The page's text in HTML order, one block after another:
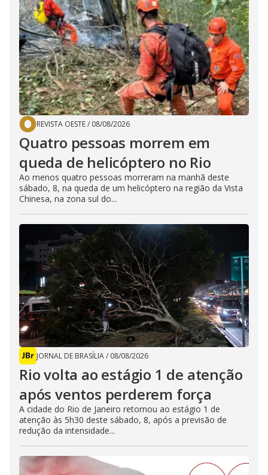
REVISTA OESTE/ 08/08/2026
Quatro pessoas morrem em
queda de helicóptero no Rio
Ao menos quatro pessoas morreram na manhã deste
sábado, 8, na queda de um helicóptero na região da Vista
Chinesa, na zona sul do...
JORNAL DE BRASÍLIA/ 08/08/2026
Rio volta ao estágio 1 de atenção
após ventos perderem força
A cidade do Rio de Janeiro retornou ao estágio 1 de
atenção às 5h30 deste sábado, 8, após a previsão de
redução da intensidade...